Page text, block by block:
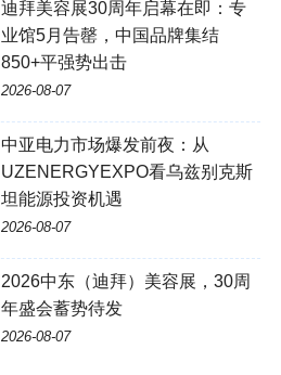
迪拜美容展30周年启幕在即：专
业馆5月告罄，中国品牌集结
850+平强势出击
2026-08-07
中亚电力市场爆发前夜：从
UZENERGYEXPO看乌兹别克斯
坦能源投资机遇
2026-08-07
2026中东（迪拜）美容展，30周
年盛会蓄势待发
2026-08-07